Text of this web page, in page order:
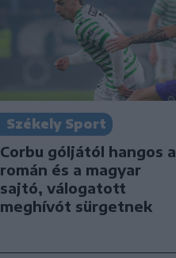
Székely Sport
Corbu góljától hangos a
román és a magyar
sajtó, válogatott
meghívót sürgetnek